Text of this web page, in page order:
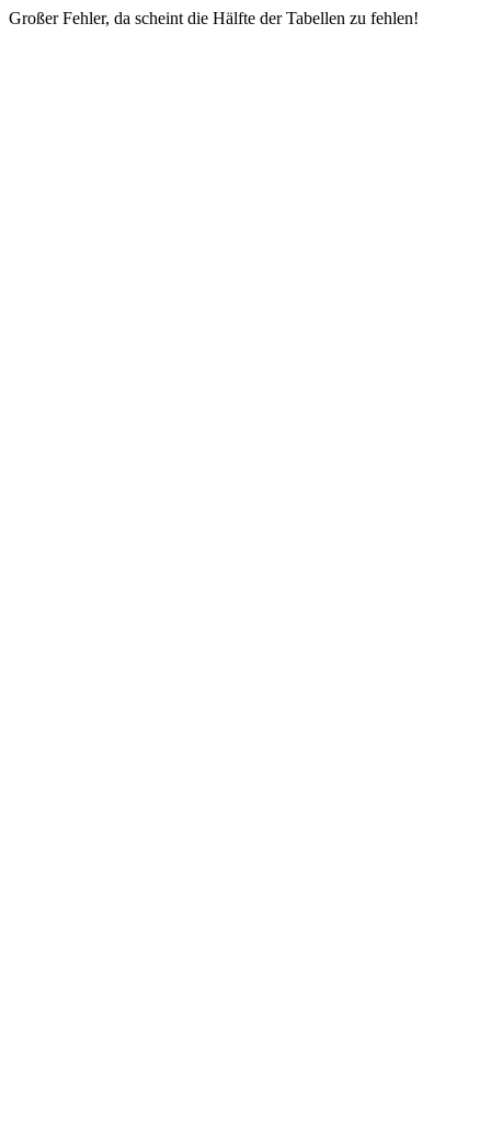
Großer Fehler, da scheint die Hälfte der Tabellen zu fehlen!